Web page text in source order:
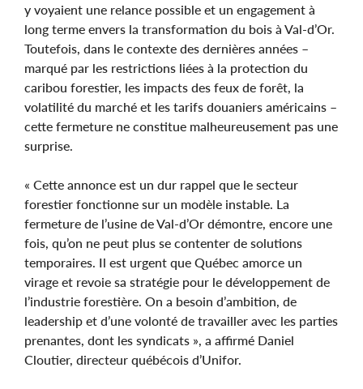
y voyaient une relance possible et un engagement à
long terme envers la transformation du bois à Val-d’Or.
Toutefois, dans le contexte des dernières années –
marqué par les restrictions liées à la protection du
caribou forestier, les impacts des feux de forêt, la
volatilité du marché et les tarifs douaniers américains –
cette fermeture ne constitue malheureusement pas une
surprise.
« Cette annonce est un dur rappel que le secteur
forestier fonctionne sur un modèle instable. La
fermeture de l’usine de Val-d’Or démontre, encore une
fois, qu’on ne peut plus se contenter de solutions
temporaires. Il est urgent que Québec amorce un
virage et revoie sa stratégie pour le développement de
l’industrie forestière. On a besoin d’ambition, de
leadership et d’une volonté de travailler avec les parties
prenantes, dont les syndicats », a affirmé Daniel
Cloutier, directeur québécois d’Unifor.